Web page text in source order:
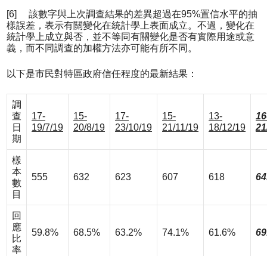
[6] 該數字與上次調查結果的差異超過在95%置信水平的抽
樣誤差，表示有關變化在統計學上表面成立。不過，變化在
統計學上成立與否，並不等同有關變化是否有實際用途或意
義，而不同調查的加權方法亦可能有所不同。
以下是市民對特區政府信任程度的最新結果：
調
查
日
期
17-
19/7/19
15-
20/8/19
17-
23/10/19
15-
21/11/19
13-
18/12/19
樣
本
數
目
555 632 623 607 618
回
應
比
率
59.8% 68.5% 63.2% 74.1% 61.6%